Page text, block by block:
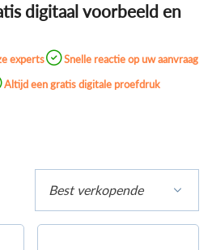
digitaal voorbeeld en
experts
Snelle reactie op uw aanvraag
Altijd een gratis digitale proefdruk
Best verkopende